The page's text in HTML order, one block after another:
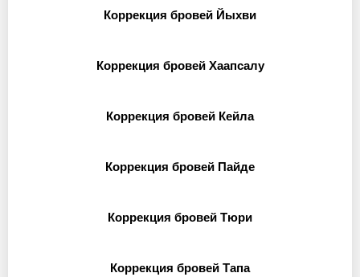
Коррекция бровей Йыхви
Коррекция бровей Хаапсалу
Коррекция бровей Кейла
Коррекция бровей Пайде
Коррекция бровей Тюри
Коррекция бровей Тапа